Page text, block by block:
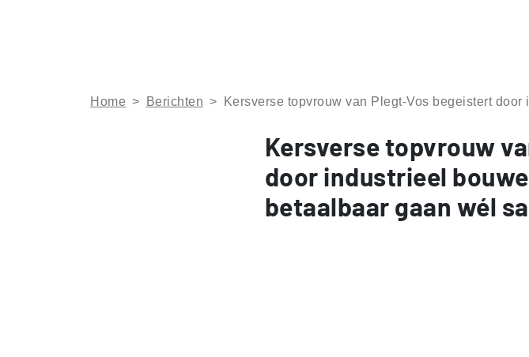
Home > Berichten > Kersverse topvrouw van Plegt-Vos begeistert
Kersverse topvrouw
door industrieel
betaalbaar gaan wél